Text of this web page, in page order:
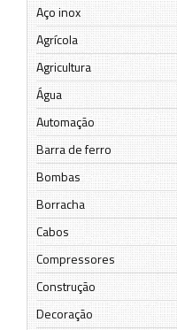
Aço inox
Agrícola
Agricultura
Água
Automação
Barra de ferro
Bombas
Borracha
Cabos
Compressores
Construção
Decoração